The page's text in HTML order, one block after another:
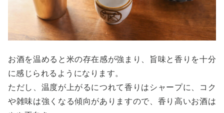
お酒を温めると米の存在感が強まり、旨味と香りを十分
に感じられるようになります。
ただし、温度が上がるにつれて香りはシャープに、コク
や雑味は強くなる傾向がありますので、香り高いお酒は